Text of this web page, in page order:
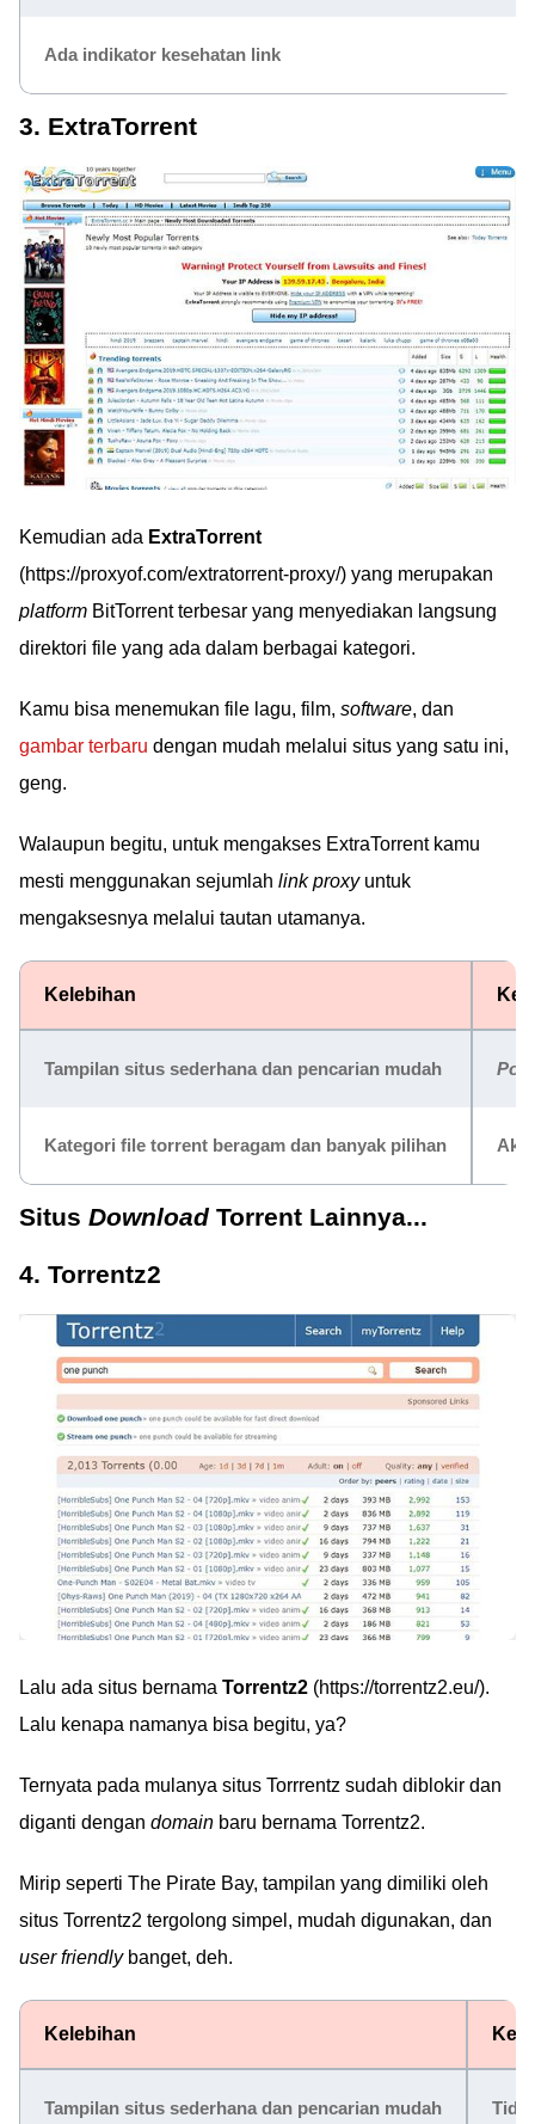
Ada indikator kesehatan link
3. ExtraTorrent
Kemudian ada ExtraTorrent
(https://proxyof.com/extratorrent-proxy/) yang merupakan
platform BitTorrent terbesar yang menyediakan langsung
direktori file yang ada dalam berbagai kategori.
Kamu bisa menemukan file lagu, film, software, dan
gambar terbaru dengan mudah melalui situs yang satu ini,
geng.
Walaupun begitu, untuk mengakses ExtraTorrent kamu
mesti menggunakan sejumlah link proxyuntuk
mengaksesnya melalui tautan utamanya.
Kelebihan
Tampilan situs sederhana dan pencarian mudah Pop
Kategori file torrent beragam dan banyak pilihan
Situs Download Torrent Lainnya...
4. Torrentz2
Lalu ada situs bernama Torrentz2 (https://torrentz2.eu/).
Lalu kenapa namanya bisa begitu, ya?
Ternyata pada mulanya situs Torrrentz sudah diblokir dan
diganti dengan domain baru bernama Torrentz2.
Mirip seperti The Pirate Bay, tampilan yang dimiliki oleh
situs Torrentz2 tergolong simpel, mudah digunakan, dan
user friendlybanget, deh.
Kelebihan
Tampilan situs sederhana dan pencarian mudah